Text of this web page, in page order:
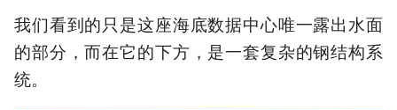
我们看到的只是这座海底数据中心唯一露出水面
的部分，而在它的下方，是一套复杂的钢结构系
统。